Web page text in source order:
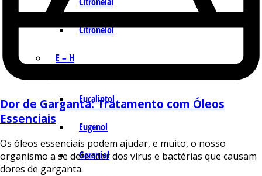
Citronelol
E – H
Eucaliptol
Eugenol
Geraniol
Dor de Garganta: Tratamento com Óleos
Essenciais
Os óleos essenciais podem ajudar, e muito, o nosso
organismo a se defender dos vírus e bactérias que causam
dores de garganta.